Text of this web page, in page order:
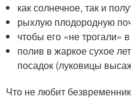
как солнечное, так и
рыхлую плодородную
чтобы его «не трогали»
полив в жаркое сухое
посадок (луковицы
Что не любит